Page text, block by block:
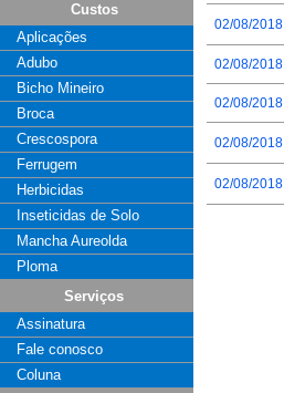
Custos
Aplicações
Adubo
Bicho Mineiro
Broca
Crescospora
Ferrugem
Herbicidas
Inseticidas de Solo
Mancha Aureolda
Ploma
Serviços
Assinatura
Fale conosco
Coluna
02/08/2018
02/08/2018
02/08/2018
02/08/2018
02/08/2018